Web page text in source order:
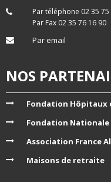
Par téléphone 02 35 75
Par Fax 02 35 76 16 90
Par email
NOS
Fondation Hôpitaux
Fondation
Association France
Maisons de retraite